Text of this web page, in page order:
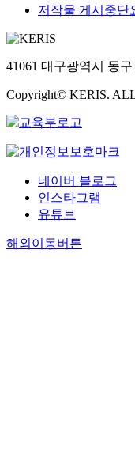
저작물 게시중단
41061 대구광역시 동
Copyright© KERIS.
네이버 블로그
인스타그램
유튜브
해외이동버튼